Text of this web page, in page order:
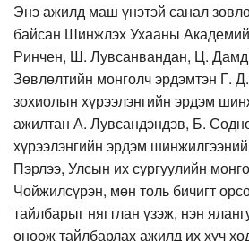
Энэ ажилд маш үнэтэй санал
байсан Шинжлэх Ухааны
Ринчен, Ш. Лувсанвандан, Ц.
Зөвлөлтийн монголч эрдэмтэн Г.
зохиолын хүрээлэнгийн эрдэм
ажилтан А. Лувсандэндэв, Б.
хүрээлэнгийн эрдэм
Пэрлээ, Улсын их сургуулийн
Чойжилсүрэн, мөн толь бичигт
тайлбарыг нягтлан үзэж, нэн
оноож тайлбарлах ажилд их хүч